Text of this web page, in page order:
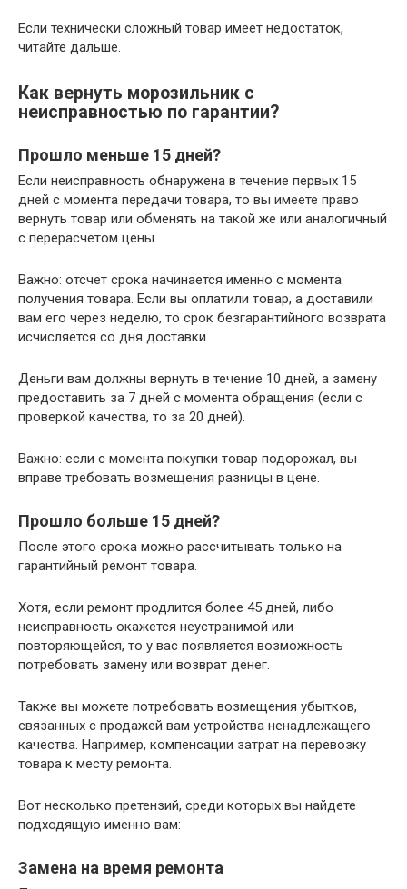
Если технически сложный товар имеет недостаток,
читайте дальше.
Как вернуть морозильник с
неисправностью по гарантии?
Прошло меньше 15 дней?
Если неисправность обнаружена в течение первых 15
дней с момента передачи товара, то вы имеете право
вернуть товар или обменять на такой же или аналогичный
с перерасчетом цены.
Важно: отсчет срока начинается именно с момента
получения товара. Если вы оплатили товар, а доставили
вам его через неделю, то срок безгарантийного возврата
исчисляется со дня доставки.
Деньги вам должны вернуть в течение 10 дней, а замену
предоставить за 7 дней с момента обращения (если с
проверкой качества, то за 20 дней).
Важно: если с момента покупки товар подорожал, вы
вправе требовать возмещения разницы в цене.
Прошло больше 15 дней?
После этого срока можно рассчитывать только на
гарантийный ремонт товара.
Хотя, если ремонт продлится более 45 дней, либо
неисправность окажется неустранимой или
повторяющейся, то у вас появляется возможность
потребовать замену или возврат денег.
Также вы можете потребовать возмещения убытков,
связанных с продажей вам устройства ненадлежащего
качества. Например, компенсации затрат на перевозку
товара к месту ремонта.
Вот несколько претензий, среди которых вы найдете
подходящую именно вам:
Замена на время ремонта